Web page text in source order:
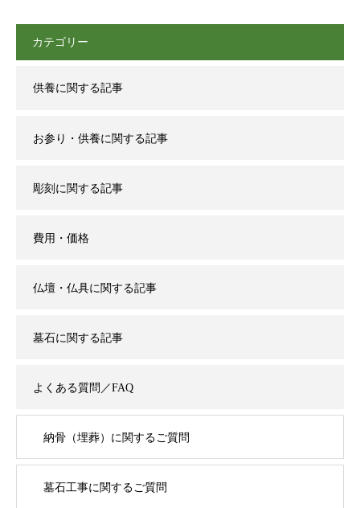
カテゴリー
供養に関する記事
お参り・供養に関する記事
彫刻に関する記事
費用・価格
仏壇・仏具に関する記事
墓石に関する記事
よくある質問／FAQ
納骨（埋葬）に関するご質問
墓石工事に関するご質問